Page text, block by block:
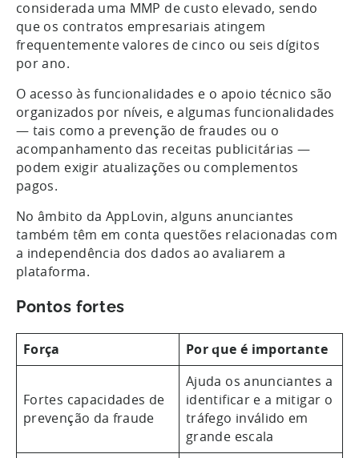
considerada uma MMP de custo elevado, sendo
que os contratos empresariais atingem
frequentemente valores de cinco ou seis dígitos
por ano.
O acesso às funcionalidades e o apoio técnico são
organizados por níveis, e algumas funcionalidades
— tais como a prevenção de fraudes ou o
acompanhamento das receitas publicitárias —
podem exigir atualizações ou complementos
pagos.
No âmbito da AppLovin, alguns anunciantes
também têm em conta questões relacionadas com
a independência dos dados ao avaliarem a
plataforma.
Pontos fortes
Força Por que é importante
Fortes capacidades de
prevenção da fraude
Ajuda os anunciantes a
identificar e a mitigar o
tráfego inválido em
grande escala